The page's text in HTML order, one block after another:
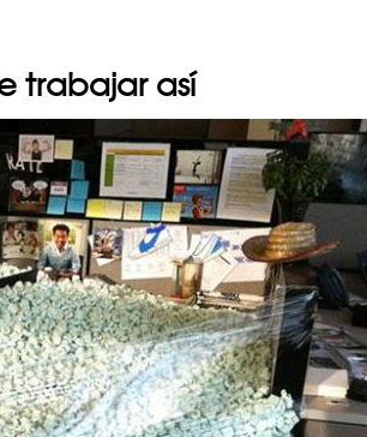
trabajar así